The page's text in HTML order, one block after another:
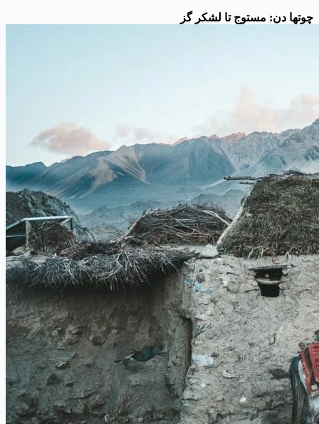
چوتھا دن: مستوج تا لشکر گز